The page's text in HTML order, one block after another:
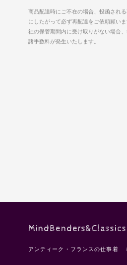
商品配達時にご不在の場合、投函され
にしたがって必ず再配達をご依頼願い
社の保管期間内に受け取りがない場合
諸手数料が発生いたします。
MindBenders&Classics
アンティーク・フランスの仕事